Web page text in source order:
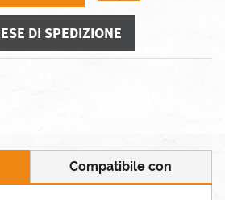
DI SPEDIZIONE
Compatibile con